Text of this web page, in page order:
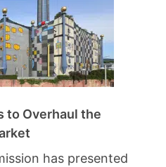
to Overhaul the
has presented